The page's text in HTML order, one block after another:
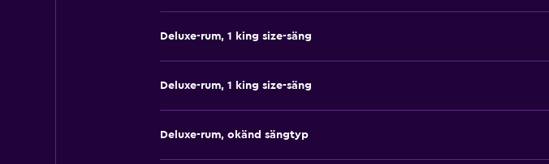
Deluxe-rum, 1 king size-säng
Deluxe-rum, 1 king size-säng
Deluxe-rum, okänd sängtyp